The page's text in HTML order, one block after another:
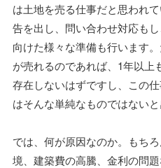
は土地を売る仕事だと思われ
告を出し、問い合わせ対応も
向けた様々な準備も行います
が売れるのであれば、1年以上
存在しないはずですし、この
はそんな単純なものではないと
では、何が原因なのか。もち
境、建築費の高騰、金利の問